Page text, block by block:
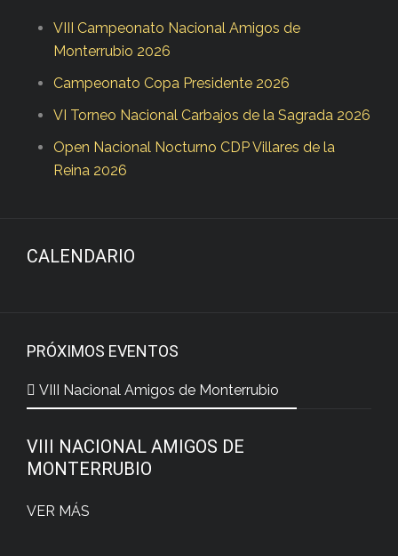
VIII Campeonato Nacional Amigos de
Monterrubio 2026
Campeonato Copa Presidente 2026
VI Torneo Nacional Carbajos de la Sagrada 2026
Open Nacional Nocturno CDP Villares de la
Reina 2026
CALENDARIO
PRÓXIMOS EVENTOS
VIII Nacional Amigos de Monterrubio
VIII NACIONAL AMIGOS DE
MONTERRUBIO
VER MÁS